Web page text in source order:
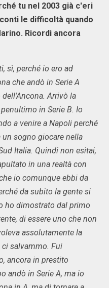
tu nel 2003 già c'eri
le difficoltà quando
Ricordi ancora
sì, perché io ero ad
che andò in Serie A
Arrivò la
in Serie B. Io
a venire a Napoli perché
un sogno giocare nella
Italia. Quindi non esitai,
in una realtà con
io comunque ebbi da
da subito la gente si
ho dimostrato dal primo
di essere uno che non
assolutamente la
ci salvammo. Fui
ancora in prestito
andò in Serie A, ma io